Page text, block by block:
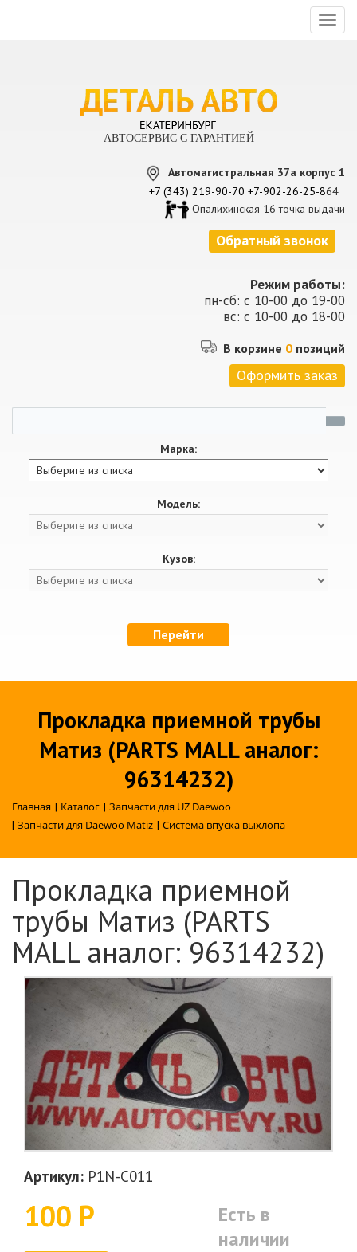
АВТОСЕРВИС С ГАРАНТИЕЙ
Автомагистральная 37а корпус 1
+7 (343) 219-90-70 +7-902-26-25-864
Опалихинская 16 точка выдачи
Обратный звонок
Режим работы:
пн-сб: с 10-00 до 19-00
вс: с 10-00 до 18-00
В корзине 0 позиций
Оформить заказ
Марка:
Модель:
Кузов:
Перейти
Прокладка приемной трубы
Матиз (PARTS MALL аналог:
96314232)
Главная | Каталог | Запчасти для UZ Daewoo
| Запчасти для Daewoo Matiz | Система впуска выхлопа
Прокладка приемной
трубы Матиз (PARTS
MALL аналог: 96314232)
Артикул: P1N-C011
100 Р
Есть в
наличии